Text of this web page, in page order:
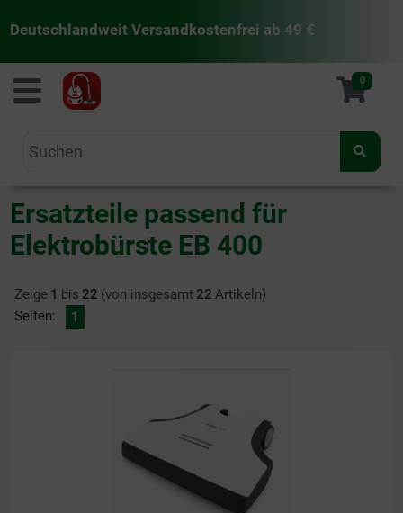
Deutschlandweit Versandkostenfrei ab 49 €
staubsaugermanufaktur 0
Ersatzteile passend für
Elektrobürste EB 400
Zeige 1 bis 22 (von insgesamt 22 Artikeln)
Seiten:
1